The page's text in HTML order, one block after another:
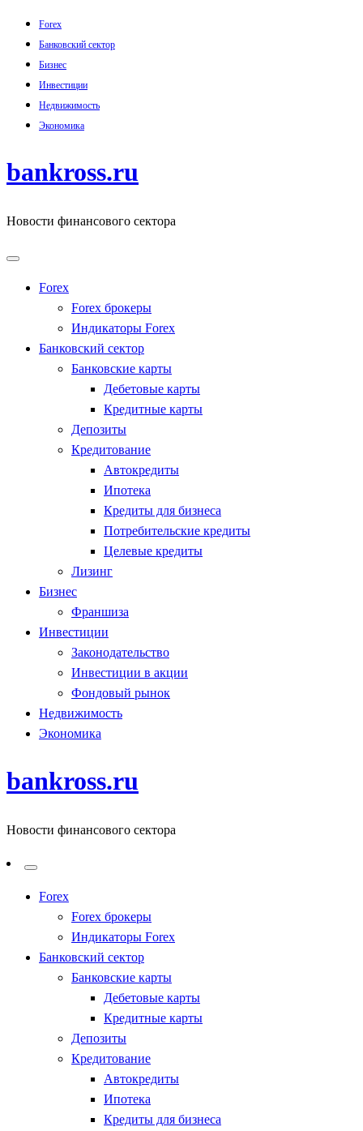
Skip
content
Forex
Банковский сектор
Бизнес
Инвестиции
Недвижимость
Экономика
bankross.ru
Новости финансового сектора
Forex
Forex брокеры
Индикаторы Forex
Банковский сектор
Банковские карты
Дебетовые карты
Кредитные карты
Депозиты
Кредитование
Автокредиты
Ипотека
Кредиты для бизнеса
Потребительские кредиты
Целевые кредиты
Лизинг
Бизнес
Франшиза
Инвестиции
Законодательство
Инвестиции в акции
Фондовый рынок
Недвижимость
Экономика
bankross.ru
Новости финансового сектора
Forex
Forex брокеры
Индикаторы Forex
Банковский сектор
Банковские карты
Дебетовые карты
Кредитные карты
Депозиты
Кредитование
Автокредиты
Ипотека
Кредиты для бизнеса